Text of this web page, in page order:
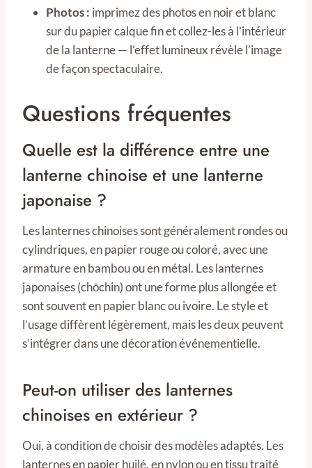
Photos : imprimez des photos en noir et blanc
sur du papier calque fin et collez-les à l’intérieur
de la lanterne — l’effet lumineux révèle l’image
de façon spectaculaire.
Questions fréquentes
Quelle est la différence entre une
lanterne chinoise et une lanterne
japonaise ?
Les lanternes chinoises sont généralement rondes ou
cylindriques, en papier rouge ou coloré, avec une
armature en bambou ou en métal. Les lanternes
japonaises (chōchin) ont une forme plus allongée et
sont souvent en papier blanc ou ivoire. Le style et
l’usage diffèrent légèrement, mais les deux peuvent
s’intégrer dans une décoration événementielle.
Peut-on utiliser des lanternes
chinoises en extérieur ?
Oui, à condition de choisir des modèles adaptés. Les
lanternes en papier huilé, en nylon ou en tissu traité